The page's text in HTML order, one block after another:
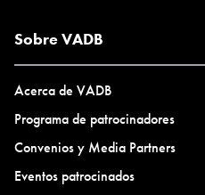
Sobre VADB
Acerca de VADB
Programa de patrocinadores
Convenios y Media Partners
Eventos patrocinados